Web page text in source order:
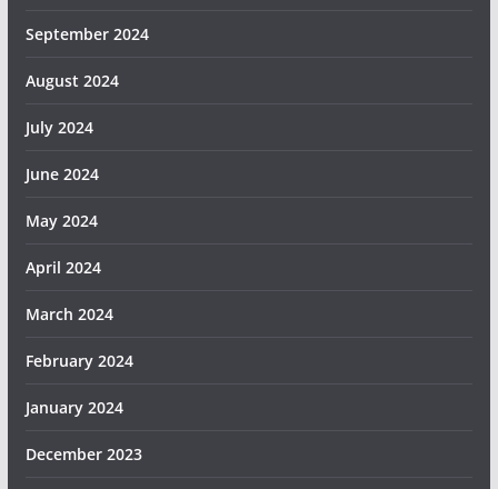
September 2024
August 2024
July 2024
June 2024
May 2024
April 2024
March 2024
February 2024
January 2024
December 2023